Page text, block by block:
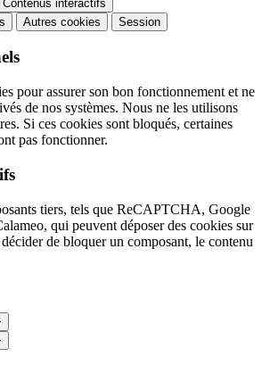
Contenus interactifs
Autres cookies Session
pour assurer son bon fonctionnement et ne
de nos systèmes. Nous ne les utilisons
Si ces cookies sont bloqués, certaines
pas fonctionner.
tiers, tels que ReCAPTCHA, Google
qui peuvent déposer des cookies sur
de bloquer un composant, le contenu